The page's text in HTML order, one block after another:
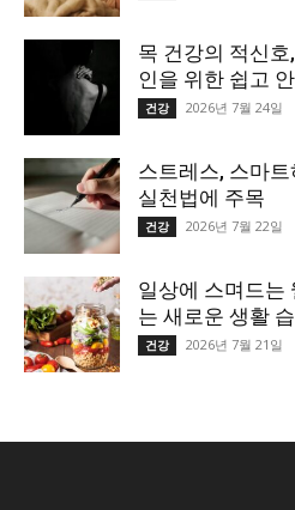
목 건강의 적신
인을 위한 쉽고
건강 2026년 7월 24일
스트레스, 스마
실천법에 주목
건강 2026년 7월 22일
일상에 스며드는
는 새로운 생활
건강 2026년 7월 21일